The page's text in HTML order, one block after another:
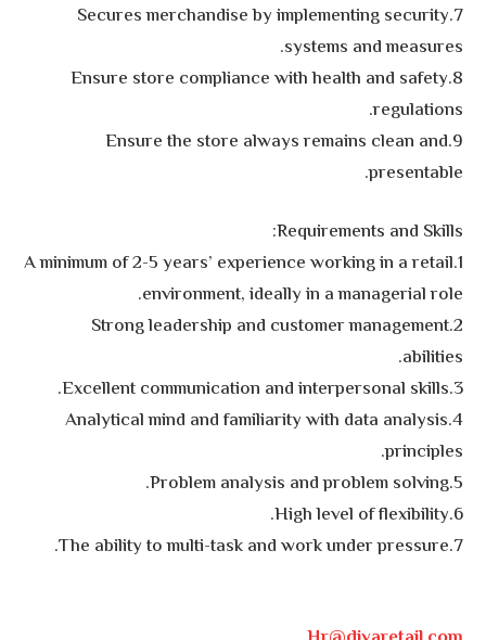
7.Secures merchandise by implementing security
systems and measures.
8.Ensure store compliance with health and safety
regulations.
9.Ensure the store always remains clean and
presentable.
Requirements and Skills:
1.A minimum of 2-5 years’ experience working in a retail
environment, ideally in a managerial role.
2.Strong leadership and customer management
abilities.
3.Excellent communication and interpersonal skills.
4.Analytical mind and familiarity with data analysis
principles.
5.Problem analysis and problem solving.
6.High level of flexibility.
7.The ability to multi-task and work under pressure.